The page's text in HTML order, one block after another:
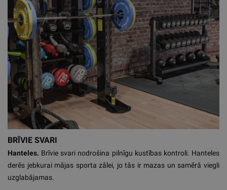
BRĪVIE SVARI
Hanteles. Brīvie svari nodrošina pilnīgu kustības kontroli. Hanteles
derēs jebkurai mājas sporta zālei, jo tās ir mazas un samērā viegli
uzglabājamas.